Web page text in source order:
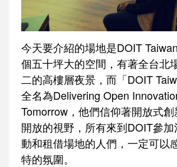
今天要介紹的場地是DOIT
個五十坪大的空間，有著全台北
二的高樓層夜景，而「DOIT
全名為Delivering Open
Tomorrow，他們信仰著開放式
開放的視野，所有來到DOIT參
動和租借場地的人們，一定可以
特的氛圍。